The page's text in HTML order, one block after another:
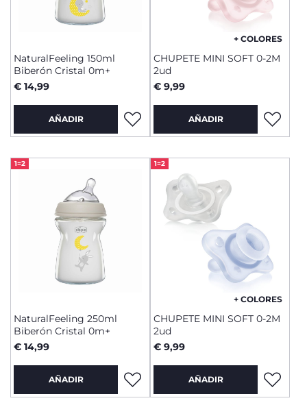
NaturalFeeling 150ml
Biberón Cristal 0m+
€ 14,99
AÑADIR
+ COLORES
CHUPETE MINI SOFT 0-2M
2ud
€ 9,99
AÑADIR
1=2
NaturalFeeling 250ml
Biberón Cristal 0m+
€ 14,99
AÑADIR
1=2
+ COLORES
CHUPETE MINI SOFT 0-2M
2ud
€ 9,99
AÑADIR